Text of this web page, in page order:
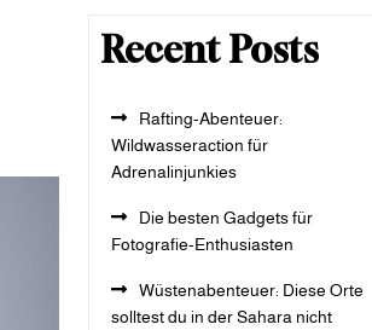
Recent Posts
Rafting-Abenteuer:
Wildwasseraction für
Adrenalinjunkies
Die besten Gadgets für
Fotografie-Enthusiasten
Wüstenabenteuer: Diese Orte
solltest du in der Sahara nicht